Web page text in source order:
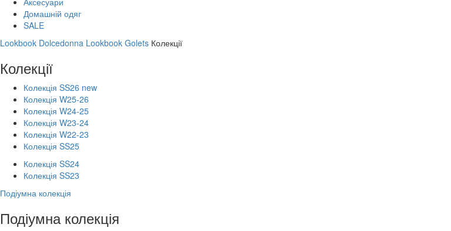
Домашній одяг
SALE
Lookbook Dolcedonna Lookbook Golets Колекції
Колекції
Колекція SS26 new
Колекція W25-26
Колекція W24-25
Колекція W23-24
Колекція W22-23
Колекція SS25
Колекція SS24
Колекція SS23
Подіумна колекція
Подіумна колекція